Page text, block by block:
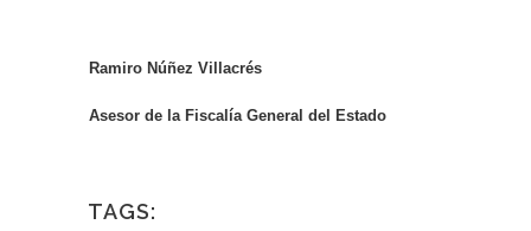
Ramiro Núñez Villacrés
Asesor de la Fiscalía General del Estado
TAGS: